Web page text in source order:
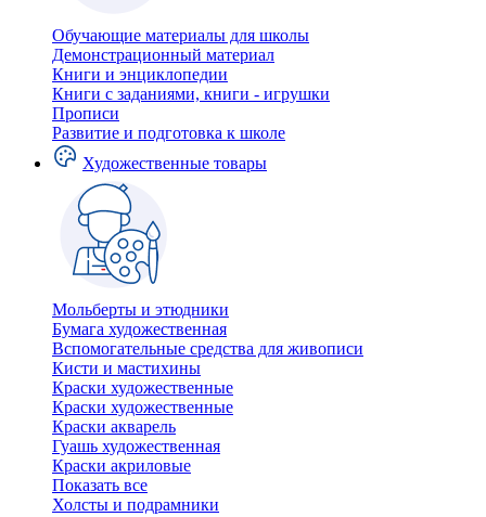
Обучающие материалы для школы
Демонстрационный материал
Книги и энциклопедии
Книги с заданиями, книги - игрушки
Прописи
Развитие и подготовка к школе
Художественные товары
Мольберты и этюдники
Бумага художественная
Вспомогательные средства для живописи
Кисти и мастихины
Краски художественные
Краски художественные
Краски акварель
Гуашь художественная
Краски акриловые
Показать все
Холсты и подрамники